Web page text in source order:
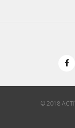
© 2018